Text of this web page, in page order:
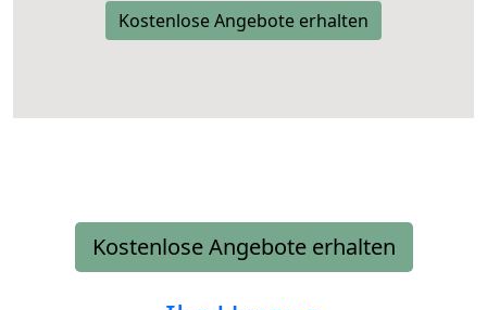
Kostenlose Angebote erhalten
Kostenlose Angebote erhalten